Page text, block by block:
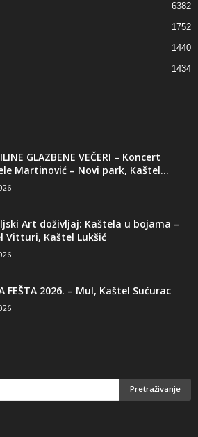
6382
1752
1440
1434
GLAZBENE VEČERI – Koncert
Martinović – Novi park, Kaštel...
Art doživljaj: Kaštela u bojama –
Vitturi, Kaštel Lukšić
FEŠTA 2026. – Mul, Kaštel Sućurac